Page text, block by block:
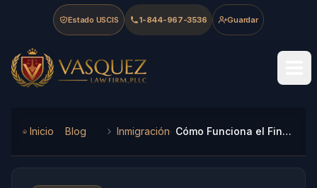
Skip to main content
Skip to navigation
Skip to footer
Estado USCIS 1-844-967-3536 Guardar
Vasquez Law Firm - Home
Inicio Blog Inmigración Cómo Funciona el Financiamiento de ICE en 2026: Lo Esencial que Debe Saber